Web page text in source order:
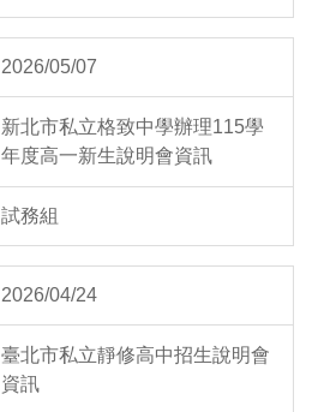
2026/05/07
新北市私立格致中學辦理115學
年度高一新生說明會資訊
試務組
2026/04/24
臺北市私立靜修高中招生說明會
資訊